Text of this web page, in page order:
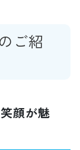
ご紹
顔が魅